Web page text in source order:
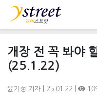
개장 전 꼭 봐야
(25.1.22)
윤기성 기자 | 25.01.22 |